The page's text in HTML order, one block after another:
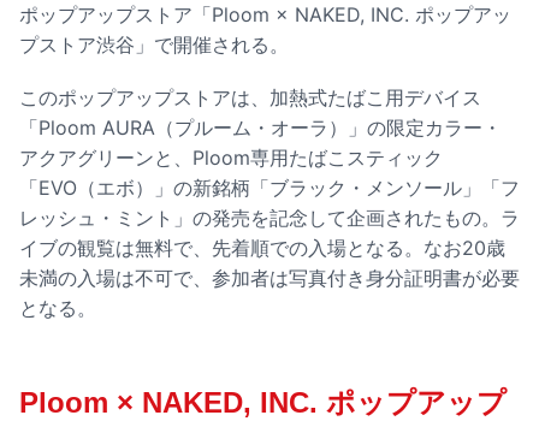
ポップアップストア「Ploom × NAKED, INC. ポップアッ
プストア渋谷」で開催される。
このポップアップストアは、加熱式たばこ用デバイス
「Ploom AURA（プルーム・オーラ）」の限定カラー・
アクアグリーンと、Ploom専用たばこスティック
「EVO（エボ）」の新銘柄「ブラック・メンソール」「フ
レッシュ・ミント」の発売を記念して企画されたもの。ラ
イブの観覧は無料で、先着順での入場となる。なお20歳
未満の入場は不可で、参加者は写真付き身分証明書が必要
となる。
Ploom × NAKED, INC. ポップアップ